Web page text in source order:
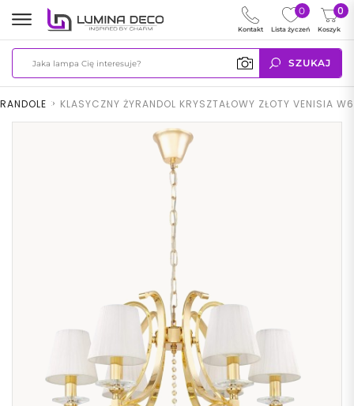
SZUKAJ
0
Koszyk
0
Lista życzeń
Kontakt
> KLASYCZNY ŻYRANDOL KRYSZTAŁOWY ZŁOTY VENISIA W6